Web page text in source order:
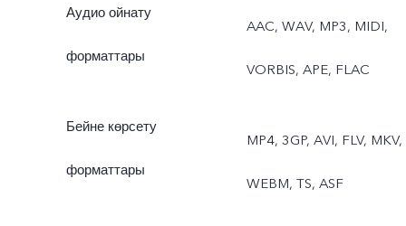
Аудио ойнату
форматтары
AAC, WAV, MP3, MIDI,
VORBIS, APE, FLAC
Бейне көрсету
форматтары
MP4, 3GP, AVI, FLV, MKV,
WEBM, TS, ASF